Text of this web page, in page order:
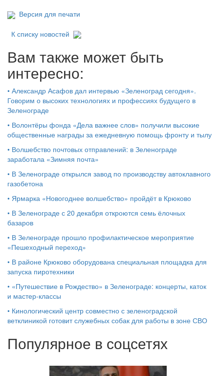
Версия для печати
К списку новостей
Вам также может быть
интересно:
• Александр Асафов дал интервью «Зеленоград сегодня».
Говорим о высоких технологиях и профессиях будущего в
Зеленограде
• Волонтёры фонда «Дела важнее слов» получили высокие
общественные награды за ежедневную помощь фронту и тылу
• Волшебство почтовых отправлений: в Зеленограде
заработала «Зимняя почта»
• В Зеленограде открылся завод по производству автоклавного
газобетона
• Ярмарка «Новогоднее волшебство» пройдёт в Крюково
• В Зеленограде с 20 декабря откроются семь ёлочных
базаров
• В Зеленограде прошло профилактическое мероприятие
«Пешеходный переход»
• В районе Крюково оборудована специальная площадка для
запуска пиротехники
• «Путешествие в Рождество» в Зеленограде: концерты, каток
и мастер‑классы
• Кинологический центр совместно с зеленоградской
ветклиникой готовит служебных собак для работы в зоне СВО
Популярное в соцсетях